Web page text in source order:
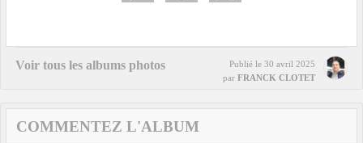
Voir tous les albums photos Publié le 30 avril 2025
par FRANCK CLOTET
COMMENTEZ L'ALBUM